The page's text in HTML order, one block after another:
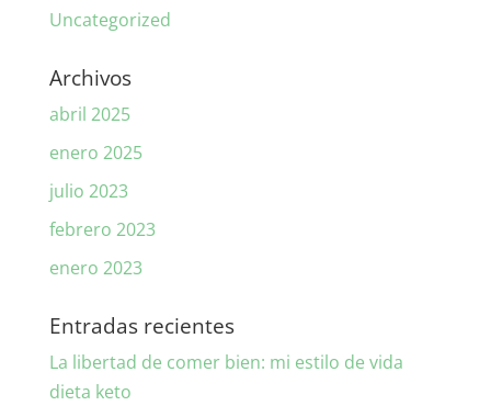
Uncategorized
Archivos
abril 2025
enero 2025
julio 2023
febrero 2023
enero 2023
Entradas recientes
La libertad de comer bien: mi estilo de vida
dieta keto